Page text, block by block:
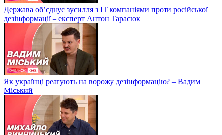
Держава об’єднує зусилля з ІТ компаніями проти російської
дезінформації – експерт Антон Тарасюк
Як українці реагують на ворожу дезінформацію? – Вадим
Міський